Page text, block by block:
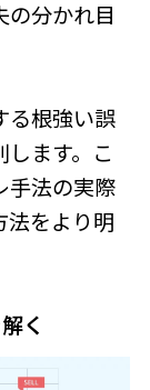
の分かれ目
る根強い誤
ます。こ
手法の実際
法をより明
く